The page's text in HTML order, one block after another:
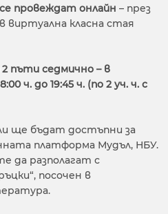
провеждат онлайн – през
класна стая
пъти седмично – в
ч. до 19:45 ч. (по 2 уч. ч. с
ще бъдат достъпни за
платформа Мудъл, НБУ.
да разполагат с
посочен в